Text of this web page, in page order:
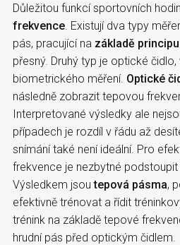
Důležitou funkcí sportovních
frekvence . Existují dva typy
pás, pracující na základě principu
přesný. Druhý typ je optické
biometrického měření. Optické
následně zobrazit tepovou
Interpretované výsledky ale
případech je rozdíl v řádu až
snímání také není ideální. Pro
frekvence je nezbytné podstoupit
Výsledkem jsoutepová pásma,
efektivně trénovat a řídit
trénink na základě tepové
hrudní pás před optickým čidlem.